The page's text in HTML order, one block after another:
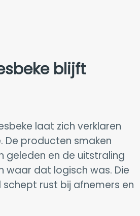
blijft
laat zich verklaren
De producten smaken
geleden en de uitstraling
waar dat logisch was. Die
rust bij afnemers en